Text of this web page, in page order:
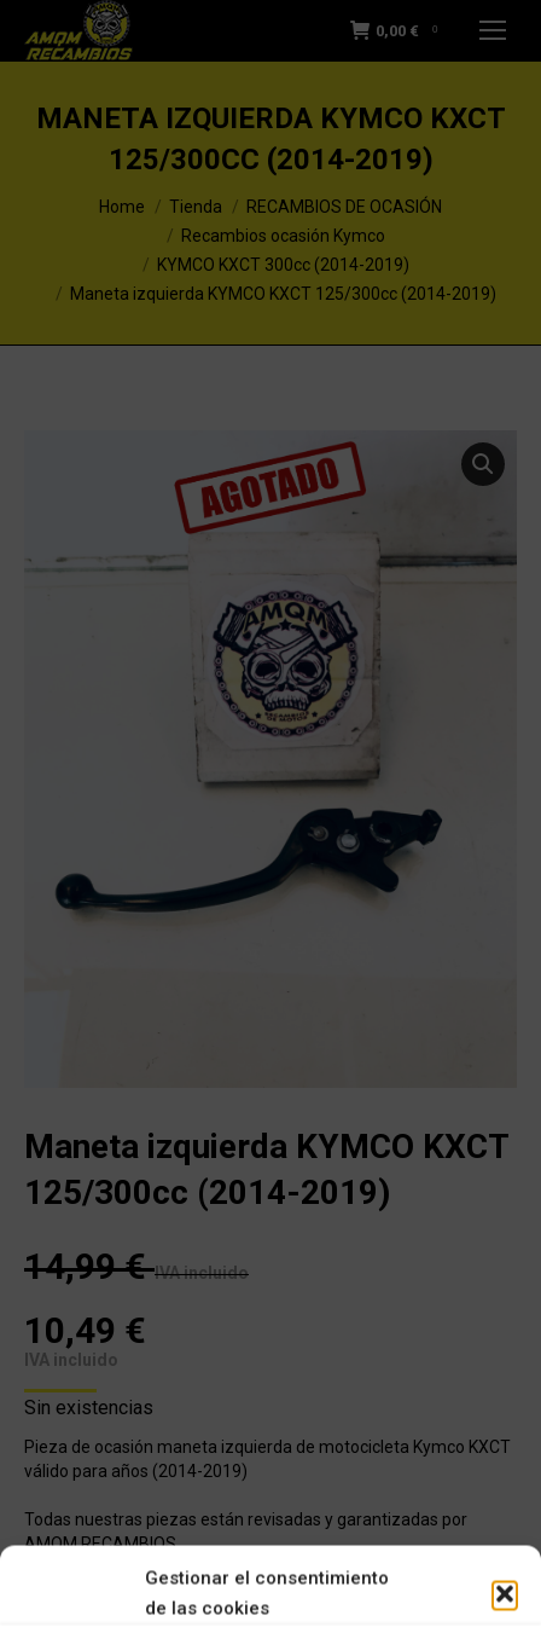
Gestionar el consentimiento
de las cookies
0,00 € 0
MANETA IZQUIERDA KYMCO KXCT
125/300CC (2014-2019)
You are here:Home Tienda
RECAMBIOS DE OCASIÓN
Recambios ocasión Kymco
KYMCO KXCT 300cc (2014-2019)
Maneta izquierda KYMCO KXCT 125/300cc (2014-2019)
Maneta izquierda KYMCO KXCT
125/300cc (2014-2019)
14,99€ IVA incluido
10,49 €
IVA incluido
Sin existencias
Pieza de ocasión maneta izquierda de motocicleta Kymco KXCT
válido para años (2014-2019)
Todas nuestras piezas están revisadas y garantizadas por
AMQM RECAMBIOS.
en contacto con nosotros para asesorarle en lo que necesite.